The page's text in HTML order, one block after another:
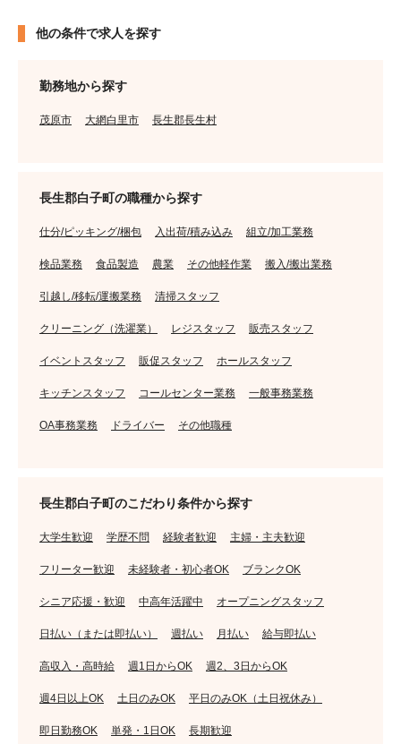
他の条件で求人を探す
勤務地から探す
茂原市 大網白里市 長生郡長生村
長生郡白子町の職種から探す
仕分/ピッキング/梱包 入出荷/積み込み 組立/加工業務
検品業務 食品製造 農業 その他軽作業 搬入/搬出業務
引越し/移転/運搬業務 清掃スタッフ
クリーニング（洗濯業） レジスタッフ 販売スタッフ
イベントスタッフ 販促スタッフ ホールスタッフ
キッチンスタッフ コールセンター業務 一般事務業務
OA事務業務 ドライバー その他職種
長生郡白子町のこだわり条件から探す
大学生歓迎 学歴不問 経験者歓迎 主婦・主夫歓迎
フリーター歓迎 未経験者・初心者OK ブランクOK
シニア応援・歓迎 中高年活躍中 オープニングスタッフ
日払い（または即払い） 週払い 月払い 給与即払い
高収入・高時給 週1日からOK 週2、3日からOK
週4日以上OK 土日のみOK 平日のみOK（土日祝休み）
即日勤務OK 単発・1日OK 長期歓迎